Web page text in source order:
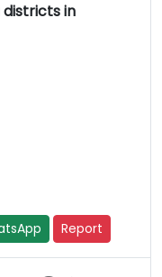
in
Report